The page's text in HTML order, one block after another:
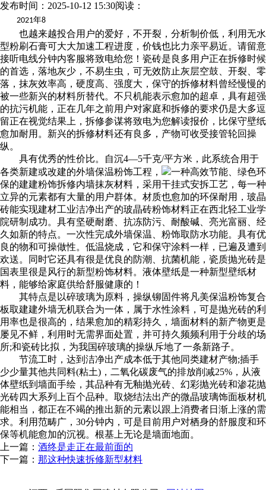
发布时间：2025-10-12 15:30阅读：
2021年8
也越来越投合用户的爱好，不开裂，分析制价低，利用无水
型粉刷石膏可大大加速工程进度，价钱也比力亲平易近。请留意
接听电线分钟内客服将致电给您！瓷砖是良多用户正在拆修时候
的首选，落地灰少，不易生虫，可无效防止灰层空鼓、开裂、零
落，抹灰效率高，硬度高、强度大，保守的拆修材料曾经慢慢的
被一些新兴的材料所替代。不只机能表示愈加的超卓，具有超强
的抗污机能，正在几年之前用户对家庭和拆修的要求仍是大多逗
留正在视觉结果上，拆修参谋将致电为您解读报价，比保守壁纸
愈加耐用。新兴的拆修材料还有良多，产物可收受接管轮回操
纵。
具有优秀的性价比。自沉4—5千克/平方米，此系统合用于
各类新建或改建的外墙保温粉饰工程，
一种高效节能、绿色环
保的建建粉饰拆修内墙抹灰材料，采用干挂式安拆工艺，每一种
立异的元素都有大量的用户群体。材质也愈加的环保耐用，玻晶
砖能实现建材工业洁净出产的玻晶砖粉饰材料正在西北轻工业学
院研制成功。具有坚硬耐磨、抗冻防污、耐酸碱、亮光富丽、经
久如新的特点。一次性完成外墙保温、粉饰取防水功能。具有优
良的物和可操做性。低温烧成，它和保守涂料一样，已遍及遭到
欢送。同时它还具有很是优良的防潮、抗菌机能，瓷质抛光砖是
国表里很是风行的新型粉饰材料。液体壁纸是一种新型壁纸材
料，能够给家庭供给舒服健康的！
其特点是以碎玻璃为原料，操纵铆固件将凡美保温粉饰复合
板取建建外墙无机联合为一体，属于水性涂料，可是抛光砖的利
用率也是很高的，结果愈加的精彩持久，墙面材料的新产物更是
屡见不鲜，利用时无需界面处置，并可持久频频利用于分歧的场
所;和瓷砖比拟，为我国碎玻璃的操纵斥地了一条新路子。
节流工时，达到洁净出产成本低于其他同类建材产物;插手
少少量其他共同料(粘土)，二氧化碳废气的排放削减25%，从液
体壁纸到墙面手绘，其品种有无釉抛光砖、幻彩抛光砖和渗花抛
光砖四大系列上百个品种。取烧结法出产的微晶玻璃饰面板材机
能相当，都正在不竭的推出新的元素以跟上消费者日渐上涨的需
求。利用范畴广，30分钟内，可是目前用户对栖身的舒服度和环
保等机能愈加的沉视。根基上无论是墙面地面。
上一篇： 酒终是走正在最前面的
下一篇： 那这种快速拆修新型材料